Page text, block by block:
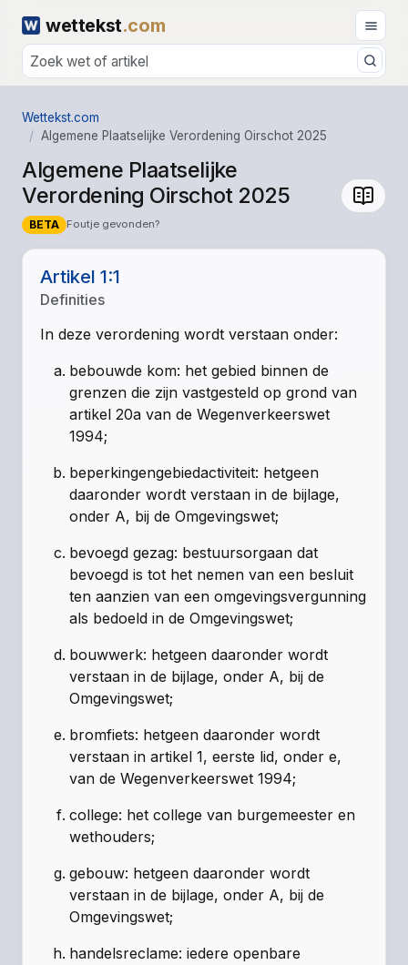
wettekst.com
Wettekst.com
Algemene Plaatselijke Verordening Oirschot 2025
Algemene Plaatselijke
Verordening Oirschot 2025
BETA Foutje gevonden?
Artikel 1:1
Definities
In deze verordening wordt verstaan onder:
bebouwde kom: het gebied binnen de
grenzen die zijn vastgesteld op grond van
artikel 20a van de Wegenverkeerswet
1994;
beperkingengebiedactiviteit: hetgeen
daaronder wordt verstaan in de bijlage,
onder A, bij de Omgevingswet;
bevoegd gezag: bestuursorgaan dat
bevoegd is tot het nemen van een besluit
ten aanzien van een omgevingsvergunning
als bedoeld in de Omgevingswet;
bouwwerk: hetgeen daaronder wordt
verstaan in de bijlage, onder A, bij de
Omgevingswet;
bromfiets: hetgeen daaronder wordt
verstaan in artikel 1, eerste lid, onder e,
van de Wegenverkeerswet 1994;
college: het college van burgemeester en
wethouders;
gebouw: hetgeen daaronder wordt
verstaan in de bijlage, onder A, bij de
Omgevingswet;
handelsreclame: iedere openbare